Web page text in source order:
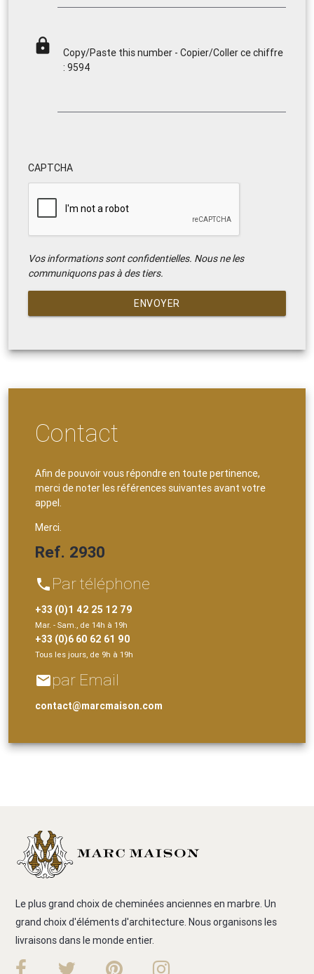
lock
Copy/Paste this number - Copier/Coller ce chiffre
: 9594
CAPTCHA
Vos informations sont confidentielles. Nous ne les
communiquons pas à des tiers.
ENVOYER
Contact
Afin de pouvoir vous répondre en toute pertinence,
merci de noter les références suivantes avant votre
appel.
Merci.
Ref. 2930
phone Par téléphone
+33 (0)1 42 25 12 79
Mar. - Sam., de 14h à 19h
+33 (0)6 60 62 61 90
Tous les jours, de 9h à 19h
emailpar Email
contact@marcmaison.com
Le plus grand choix de cheminées anciennes en marbre. Un
grand choix d'éléments d'architecture. Nous organisons les
livraisons dans le monde entier.